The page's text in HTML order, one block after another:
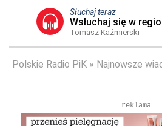
Słuchaj teraz
Wsłuchaj się w
Tomasz Kaźmierski
Polskie Radio PiK Najnowsze
reklama